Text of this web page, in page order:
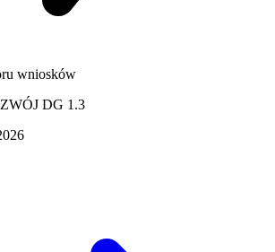
wniosków
DG 1.3